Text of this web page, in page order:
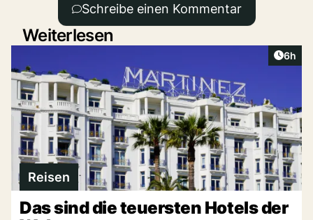
Schreibe einen Kommentar
Weiterlesen
6h
Reisen
Das sind die teuersten Hotels der